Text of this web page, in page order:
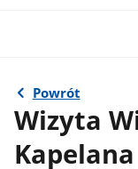
Powrót
Wizyta